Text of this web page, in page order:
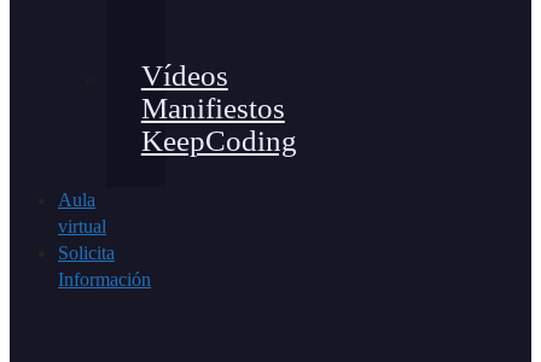
Vídeos
Manifiestos
KeepCoding
Aula
virtual
Solicita
Información